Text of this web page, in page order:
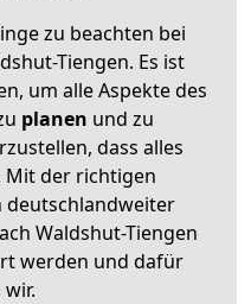
zu beachten bei
Tiengen. Es ist
um alle Aspekte des
planen und zu
dass alles
der richtigen
deutschlandweiter
Waldshut-Tiengen
werden und dafür